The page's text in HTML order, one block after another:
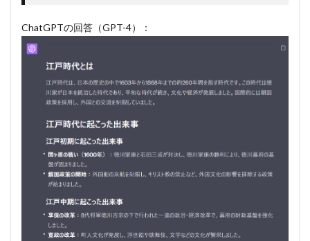
ChatGPTの回答（GPT-4）：